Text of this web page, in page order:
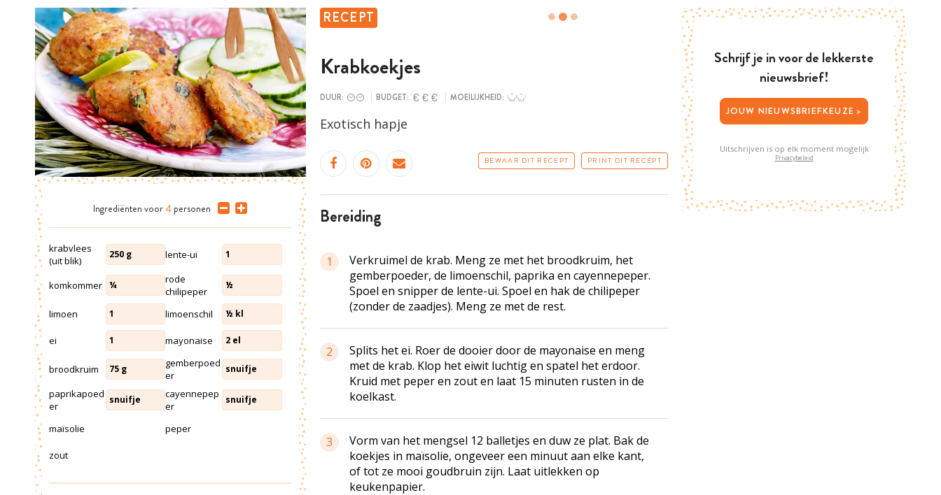
RECEPT
Krabkoekjes
DUUR: BUDGET: MOEILIJKHEID:
Exotisch hapje
BEWAAR DIT RECEPT PRINT DIT RECEPT
bereiding
1
Verkruimel de krab. Meng ze met het broodkruim, het
gemberpoeder, de limoenschil, paprika en cayennepeper.
Spoel en snipper de lente-ui. Spoel en hak de chilipeper
(zonder de zaadjes). Meng ze met de rest.
2
Splits het ei. Roer de dooier door de mayonaise en meng
met de krab. Klop het eiwit luchtig en spatel het erdoor.
Kruid met peper en zout en laat 15 minuten rusten in de
koelkast.
3
Vorm van het mengsel 12 balletjes en duw ze plat. Bak de
koekjes in maïsolie, ongeveer een minuut aan elke kant,
of tot ze mooi goudbruin zijn. Laat uitlekken op
keukenpapier.
Ingrediënten voor 4 personen
krabvlees
(uit blik)
250 g lente-ui 1
komkommer ¼
rode
chilipeper
½
limoen 1 limoenschil ½ kl
ei 1 mayonaise 2 el
broodkruim 75 g
gemberpoed
er
snuifje
paprikapoed
er
snuifje
cayennepep
er
snuifje
maïsolie peper
zout
Schrijf je in voor de lekkerste
nieuwsbrief!
JOUW NIEUWSBRIEFKEUZE >
Uitschrijven is op elk moment mogelijk
Privacybeleid